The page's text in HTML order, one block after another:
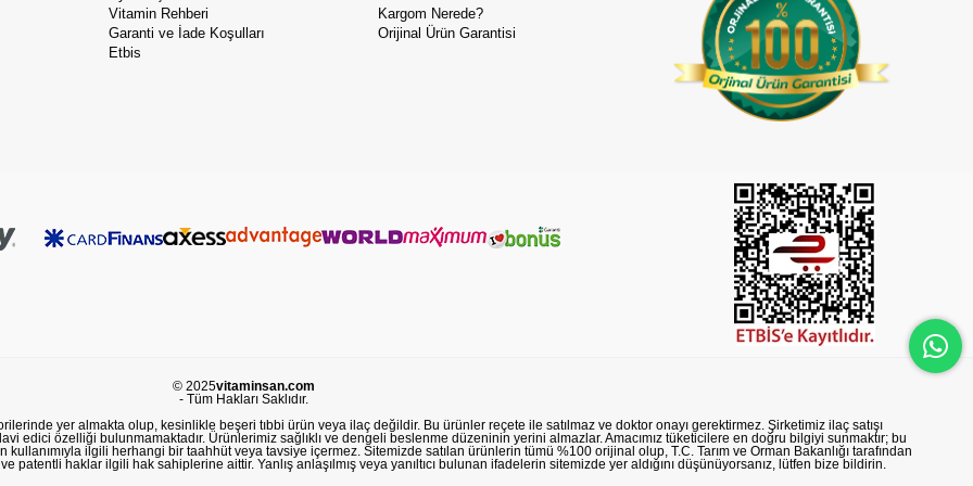
Vitamin Rehberi
Garanti ve İade Koşulları
Etbis
Kargom Nerede?
Orijinal Ürün Garantisi
© 2025vitaminsan.com
- Tüm Hakları Saklıdır.
yer almakta olup, kesinlikle beşeri tıbbi ürün veya ilaç değildir. Bu ürünler reçete ile satılmaz ve doktor onayı gerektirmez. Şirketimiz ilaç satışı
edici özelliği bulunmamaktadır. Ürünlerimiz sağlıklı ve dengeli beslenme düzeninin yerini almazlar. Amacımız tüketicilere en doğru bilgiyi sunmaktır; bu
ilgili herhangi bir taahhüt veya tavsiye içermez. Sitemizde satılan ürünlerin tümü %100 orijinal olup, T.C. Tarım ve Orman Bakanlığı tarafından
patentli haklar ilgili hak sahiplerine aittir. Yanlış anlaşılmış veya yanıltıcı bulunan ifadelerin sitemizde yer aldığını düşünüyorsanız, lütfen bize bildirin.